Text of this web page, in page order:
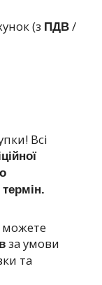
(з ПДВ /
Всі
можете
за умови
та